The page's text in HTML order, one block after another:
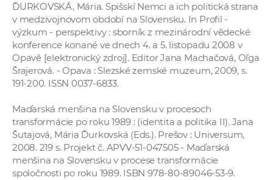
ĎURKOVSKÁ, Mária. Spišskí Nemci a ich politická strana
v medzivojnovom období na Slovensku. In Profil -
výzkum - perspektivy : sborník z mezinárodní vědecké
konference konané ve dnech 4. a 5. listopadu 2008 v
Opavě [elektronický zdroj]. Editor Jana Machačová, Oľga
Šrajerová. - Opava : Slezské zemské muzeum, 2009, s.
191-200. ISSN 0037-6833.
Maďarská menšina na Slovensku v procesoch
transformácie po roku 1989 : (identita a politika II). Jana
Šutajová, Mária Ďurkovská (Eds.). Prešov : Universum,
2008. 219 s. Projekt č. APVV-51-047505 - Maďarská
menšina na Slovensku v procese transformácie
spoločnosti po roku 1989. ISBN 978-80-89046-53-9.